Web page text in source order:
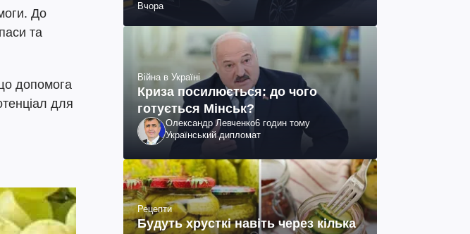
До
та
допомога
для
Вчора
Війна в Україні
Криза посилюється: до чого
готується Мінськ?
Олександр Левченко6 годин тому
Український дипломат
Рецепти
Будуть хрусткі навіть через кілька